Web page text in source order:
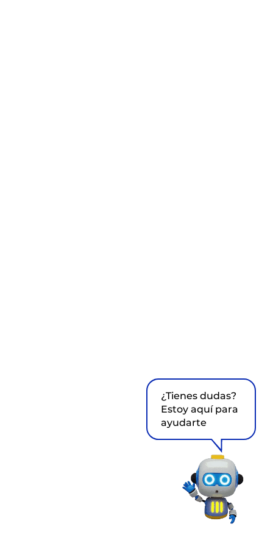
¿Tienes dudas?
Estoy aquí para
ayudarte